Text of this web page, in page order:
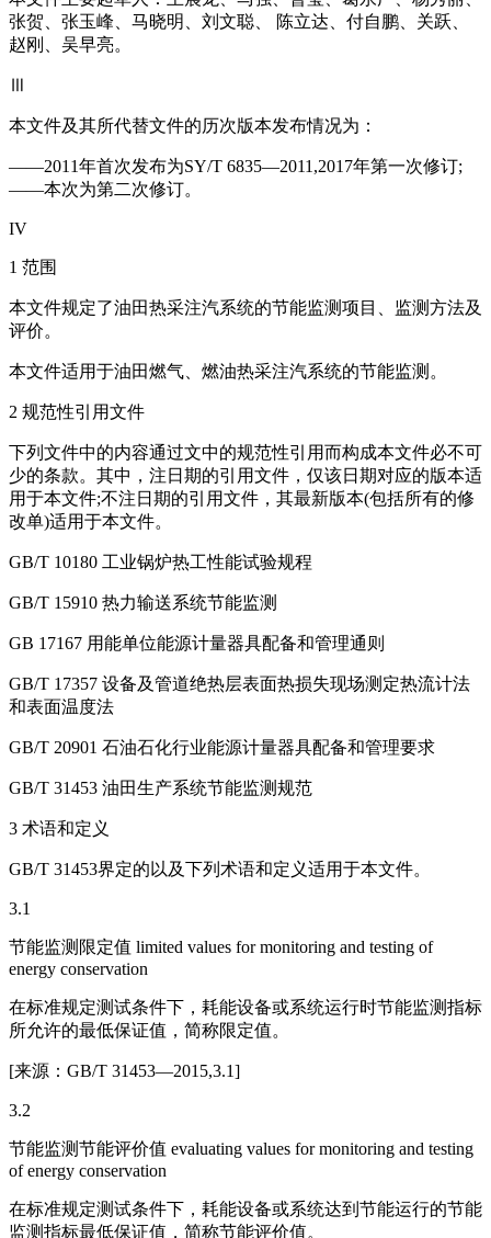
张贺、张玉峰、马晓明、刘文聪、 陈立达、付自鹏、关跃、
赵刚、吴早亮。
Ⅲ
本文件及其所代替文件的历次版本发布情况为：
——2011年首次发布为SY/T 6835—2011,2017年第一次修订;
——本次为第二次修订。
IV
1 范围
本文件规定了油田热采注汽系统的节能监测项目、监测方法及
评价。
本文件适用于油田燃气、燃油热采注汽系统的节能监测。
2 规范性引用文件
下列文件中的内容通过文中的规范性引用而构成本文件必不可
少的条款。其中，注日期的引用文件，仅该日期对应的版本适
用于本文件;不注日期的引用文件，其最新版本(包括所有的修
改单)适用于本文件。
GB/T 10180 工业锅炉热工性能试验规程
GB/T 15910 热力输送系统节能监测
GB 17167 用能单位能源计量器具配备和管理通则
GB/T 17357 设备及管道绝热层表面热损失现场测定热流计法
和表面温度法
GB/T 20901 石油石化行业能源计量器具配备和管理要求
GB/T 31453 油田生产系统节能监测规范
3 术语和定义
GB/T 31453界定的以及下列术语和定义适用于本文件。
3.1
节能监测限定值 limited values for monitoring and testing of
energy conservation
在标准规定测试条件下，耗能设备或系统运行时节能监测指标
所允许的最低保证值，简称限定值。
[来源：GB/T 31453—2015,3.1]
3.2
节能监测节能评价值 evaluating values for monitoring and testing
of energy conservation
在标准规定测试条件下，耗能设备或系统达到节能运行的节能
监测指标最低保证值，简称节能评价值。